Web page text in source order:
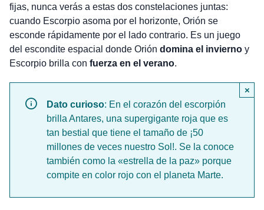
fijas, nunca verás a estas dos constelaciones juntas:
cuando Escorpio asoma por el horizonte, Orión se
esconde rápidamente por el lado contrario. Es un juego
del escondite espacial donde Orión domina el inviernoy
Escorpio brilla con fuerza en el verano.
Dato curioso: En el corazón del escorpión
brilla Antares, una supergigante roja que es
tan bestial que tiene el tamaño de ¡50
millones de veces nuestro Sol!. Se la conoce
también como la «estrella de la paz» porque
compite en color rojo con el planeta Marte.
×